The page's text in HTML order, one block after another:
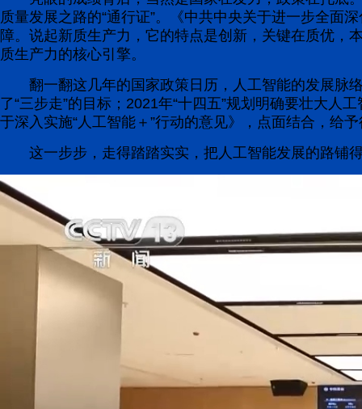
质量发展之路的“通行证”。《中共中央关于进一步全面
障。说起新质生产力，它的特点是创新，关键在质优，
质生产力的核心引擎。
翻一翻这几年的国家政策日历，人工智能的发展脉
了“三步走”的目标；2021年“十四五”规划明确要壮大
于深入实施“人工智能＋”行动的意见》，点面结合，给
这一步步，走得踏踏实实，把人工智能发展的路铺